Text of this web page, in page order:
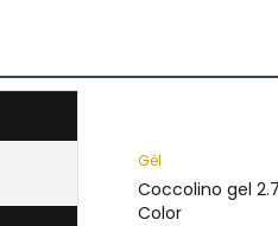
Gél
Coccolino gel
Color